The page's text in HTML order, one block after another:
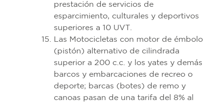
prestación de servicios de
esparcimiento, culturales y deportivos
superiores a 10 UVT.
Las Motocicletas con motor de émbolo
(pistón) alternativo de cilindrada
superior a 200 c.c. y los yates y demás
barcos y embarcaciones de recreo o
deporte; barcas (botes) de remo y
canoas pasan de una tarifa del 8% al